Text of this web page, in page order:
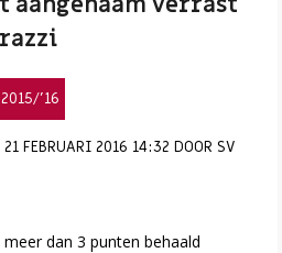
'16
21 FEBRUARI 2016 14:32 DOOR SV
dan 3 punten behaald